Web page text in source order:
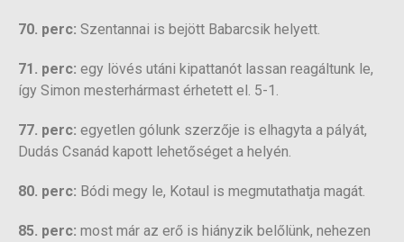
70. perc: Szentannai is bejött Babarcsik helyett.
71. perc: egy lövés utáni kipattanót lassan reagáltunk le,
így Simon mesterhármast érhetett el. 5-1.
77. perc: egyetlen gólunk szerzője is elhagyta a pályát,
Dudás Csanád kapott lehetőséget a helyén.
80. perc: Bódi megy le, Kotaul is megmutathatja magát.
85. perc: most már az erő is hiányzik belőlünk, nehezen